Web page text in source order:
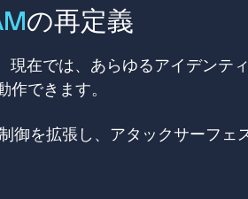
の再定義
現在では、あらゆるアイデンテ
できます。
御を拡張し、アタックサーフェ